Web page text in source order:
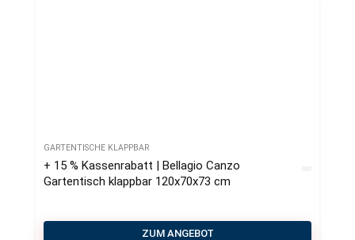
GARTENTISCHE KLAPPBAR
+ 15 % Kassenrabatt | Bellagio Canzo
Gartentisch klappbar 120x70x73 cm
ZUM ANGEBOT